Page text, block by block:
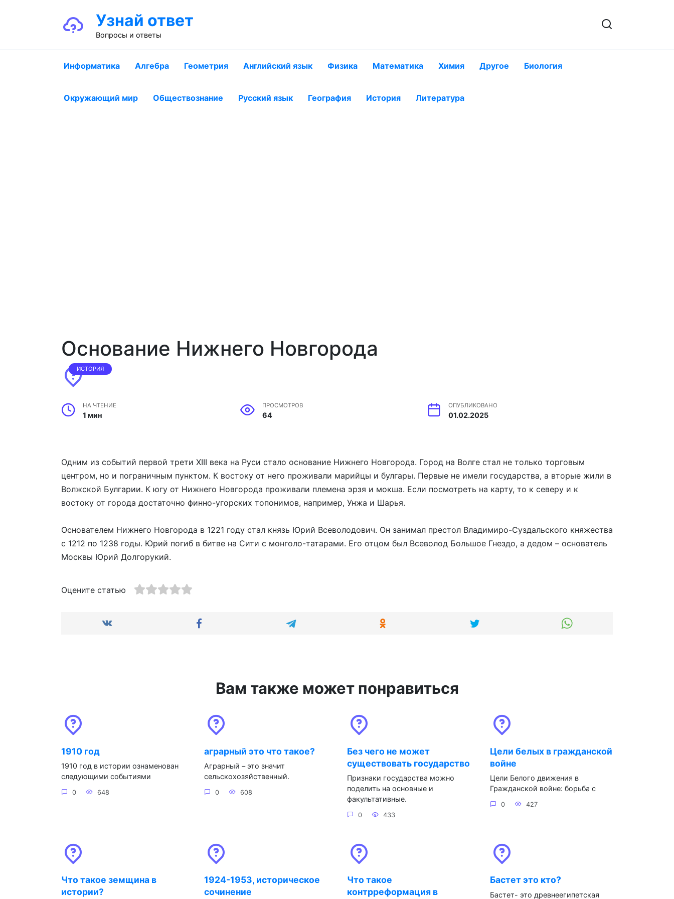
Узнай ответ
Вопросы и ответы
Информатика Алгебра Геометрия Английский язык Физика Математика Химия Другое Биология
Окружающий мир Обществознание Русский язык География История Литература
Основание Нижнего Новгорода
ИСТОРИЯ
НА ЧТЕНИЕ
1 мин
ПРОСМОТРОВ
64
ОПУБЛИКОВАНО
01.02.2025
Одним из событий первой трети XIII века на Руси стало основание Нижнего Новгорода. Город на Волге стал не только торговым
центром, но и пограничным пунктом. К востоку от него проживали марийцы и булгары. Первые не имели государства, а вторые жили в
Волжской Булгарии. К югу от Нижнего Новгорода проживали племена эрзя и мокша. Если посмотреть на карту, то к северу и к
востоку от города достаточно финно-угорских топонимов, например, Унжа и Шарья.
Основателем Нижнего Новгорода в 1221 году стал князь Юрий Всеволодович. Он занимал престол Владимиро-Суздальского княжества
с 1212 по 1238 годы. Юрий погиб в битве на Сити с монголо-татарами. Его отцом был Всеволод Большое Гнездо, а дедом – основатель
Москвы Юрий Долгорукий.
Оцените статью
Вам также может понравиться
1910 год
1910 год в истории ознаменован
следующими событиями
0 648
аграрный это что такое?
Аграрный – это значит
сельскохозяйственный.
0 608
Без чего не может
существовать государство
Признаки государства можно
поделить на основные и
факультативные.
0 433
Цели белых в гражданской
войне
Цели Белого движения в
Гражданской войне: борьба с
0 427
Что такое земщина в
истории?
1924-1953, историческое
сочинение
Что такое
контрреформация в
Бастет это кто?
Бастет- это древнеегипетская